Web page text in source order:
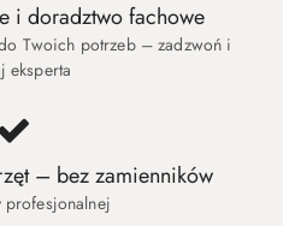
i doradztwo fachowe
Twoich potrzeb – zadzwoń i
eksperta
– bez zamienników
profesjonalnej